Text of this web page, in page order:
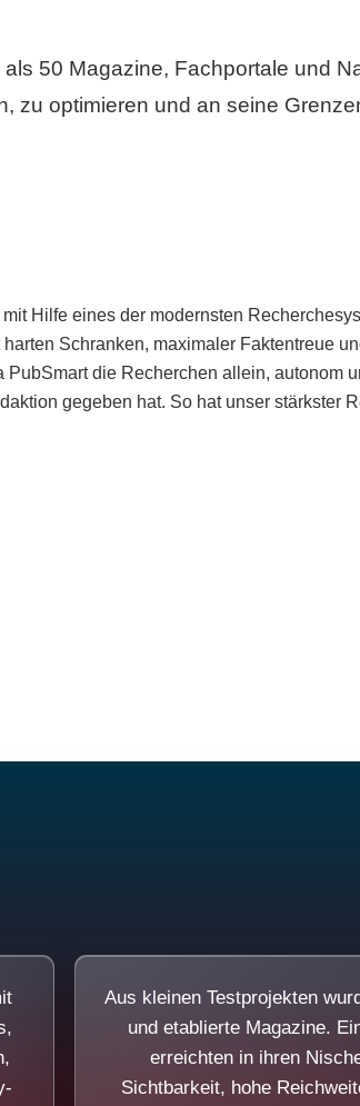
50 Magazine, Fachportale und
zu optimieren und an seine
Hilfe eines der modernsten
Schranken, maximaler Faktentreue
die Recherchen allein, autonom
gegeben hat. So hat unser stärkster
Aus kleinen Testprojekten
und etablierte Magazine.
erreichten in ihren
Sichtbarkeit, hohe